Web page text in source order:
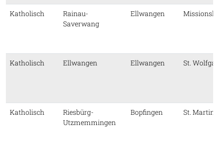
Katholisch
Rainau-
Saverwang
Ellwangen
Katholisch Ellwangen Ellwangen St.
Katholisch
Riesbürg-
Utzmemmingen
Bopfingen St. Martin